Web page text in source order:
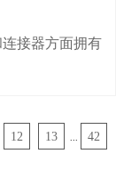
接器方面拥有
12 13
42